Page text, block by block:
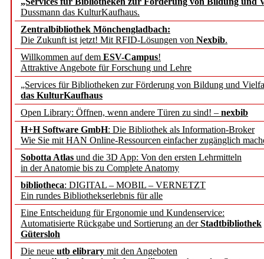
Dussmann das KulturKaufhaus.
Zentralbibliothek Mönchengladbach:
Die Zukunft ist jetzt! Mit RFID-Lösungen von Nexbib.
Willkommen auf dem ESV-Campus!
Attraktive Angebote für Forschung und Lehre
„Services für Bibliotheken zur Förderung von Bildung und
das KulturKaufhaus
Open Library: Öffnen, wenn andere Türen zu sind! – nexbib
H+H Software GmbH: Die Bibliothek als Information-Broker
Wie Sie mit HAN Online-Ressourcen einfacher zugänglich
Sobotta Atlas und die 3D App: Von den ersten Lehrmitteln
in der Anatomie bis zu Complete Anatomy
bibliotheca: DIGITAL – MOBIL – VERNETZT
Ein rundes Bibliothekserlebnis für alle
Eine Entscheidung für Ergonomie und Kundenservice:
Automatisierte Rückgabe und Sortierung an derStadtbibliothek
Gütersloh
Die neue utb elibrary mit den Angeboten
Künstliche Intelligenz
besser zu verstehen
„Leitbegriffe der
des BIÖG erscheinen
jedem Experiment
DFG setzt Förderung
FAIRmat fort
Bayerns digitale